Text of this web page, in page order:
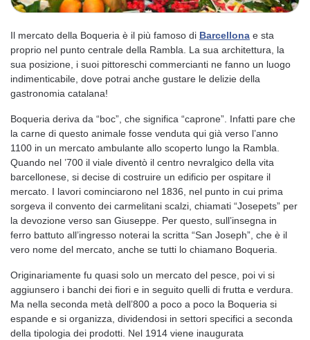
Il mercato della Boqueria è il più famoso di Barcellona e sta
proprio nel punto centrale della Rambla. La sua architettura, la
sua posizione, i suoi pittoreschi commercianti ne fanno un luogo
indimenticabile, dove potrai anche gustare le delizie della
gastronomia catalana!
Boqueria deriva da “boc”, che significa “caprone”. Infatti pare che
la carne di questo animale fosse venduta qui già verso l’anno
1100 in un mercato ambulante allo scoperto lungo la Rambla.
Quando nel ’700 il viale diventò il centro nevralgico della vita
barcellonese, si decise di costruire un edificio per ospitare il
mercato. I lavori cominciarono nel 1836, nel punto in cui prima
sorgeva il convento dei carmelitani scalzi, chiamati “Josepets” per
la devozione verso san Giuseppe. Per questo, sull’insegna in
ferro battuto all’ingresso noterai la scritta “San Joseph”, che è il
vero nome del mercato, anche se tutti lo chiamano Boqueria.
Originariamente fu quasi solo un mercato del pesce, poi vi si
aggiunsero i banchi dei fiori e in seguito quelli di frutta e verdura.
Ma nella seconda metà dell’800 a poco a poco la Boqueria si
espande e si organizza, dividendosi in settori specifici a seconda
della tipologia dei prodotti. Nel 1914 viene inaugurata